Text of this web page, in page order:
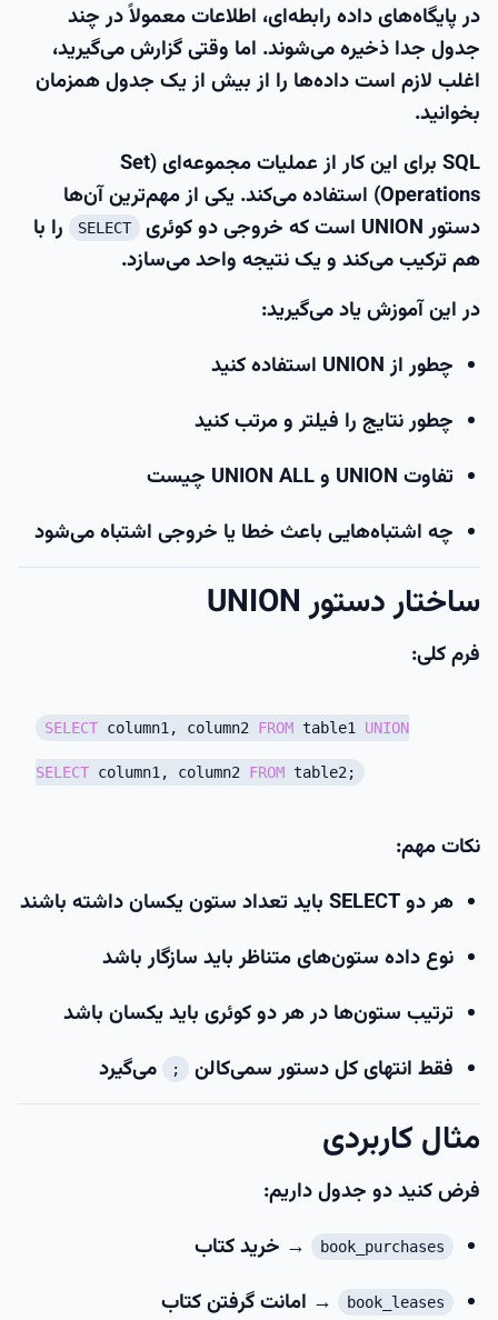
در پایگاه‌های داده رابطه‌ای، اطلاعات معمولاً در چند
جدول جدا ذخیره می‌شوند. اما وقتی گزارش می‌گیرید،
اغلب لازم است داده‌ها را ازبیش از یک جدولهمزمان
بخوانید.
SQL برای این کار از
عملیات مجموعه‌ای (Set
Operations) استفاده می‌کند. یکی از مهم‌ترین آن‌ها
دستورUNION است که خروجی دو کوئری SELECT
را با
هم ترکیب می‌کند و یک نتیجه واحد می‌سازد.
در این آموزش یاد می‌گیرید:
چطور از UNION استفاده کنید
چطور نتایج را فیلتر و مرتب کنید
تفاوت UNION و UNION ALL چیست
چه اشتباه‌هایی باعث خطا یا خروجی اشتباه می‌شود
ساختار دستور UNION
فرم کلی:
SELECT column1, column2 FROM table1 UNION
SELECT column1, column2 FROM table2;
نکات مهم:
هر دو SELECT باید
تعداد ستون یکسانداشته باشند
نوع داده ستون‌های متناظر باید سازگار باشد
ترتیب ستون‌ها در هر دو کوئری باید یکسان باشد
فقط انتهای کل دستور سمی‌کالن
; می‌گیرد
مثال کاربردی
فرض کنید دو جدول داریم:
book_purchases → خرید کتاب
book_leases → امانت گرفتن کتاب